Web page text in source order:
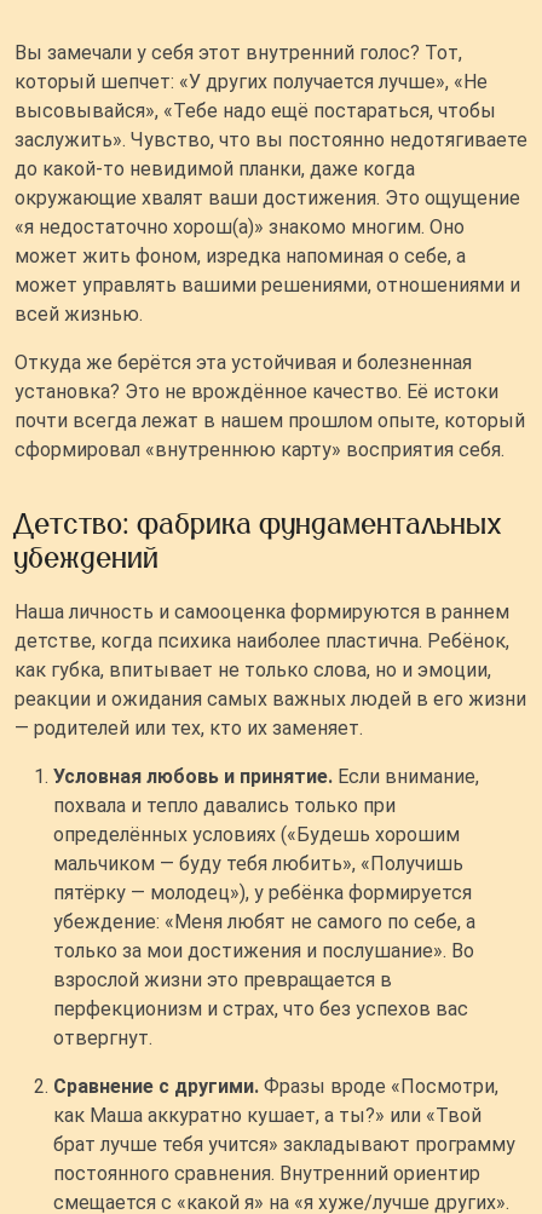
Вы замечали у себя этот внутренний голос? Тот,
который шепчет: «У других получается лучше», «Не
высовывайся», «Тебе надо ещё постараться, чтобы
заслужить». Чувство, что вы постоянно недотягиваете
до какой-то невидимой планки, даже когда
окружающие хвалят ваши достижения. Это ощущение
«я недостаточно хорош(а)» знакомо многим. Оно
может жить фоном, изредка напоминая о себе, а
может управлять вашими решениями, отношениями и
всей жизнью.
Откуда же берётся эта устойчивая и болезненная
установка? Это не врождённое качество. Её истоки
почти всегда лежат в нашем прошлом опыте, который
сформировал «внутреннюю карту» восприятия себя.
Детство: фабрика фундаментальных
убеждений
Наша личность и самооценка формируются в раннем
детстве, когда психика наиболее пластична. Ребёнок,
как губка, впитывает не только слова, но и эмоции,
реакции и ожидания самых важных людей в его жизни
— родителей или тех, кто их заменяет.
Условная любовь и принятие. Если внимание,
похвала и тепло давались только при
определённых условиях («Будешь хорошим
мальчиком — буду тебя любить», «Получишь
пятёрку — молодец»), у ребёнка формируется
убеждение: «Меня любят не самого по себе, а
только за мои достижения и послушание». Во
взрослой жизни это превращается в
перфекционизм и страх, что без успехов вас
отвергнут.
Сравнение с другими. Фразы вроде «Посмотри,
как Маша аккуратно кушает, а ты?» или «Твой
брат лучше тебя учится» закладывают программу
постоянного сравнения. Внутренний ориентир
смещается с «какой я» на «я хуже/лучше других».